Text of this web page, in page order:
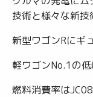
技術と様々な新
新型ワゴンRにギ
軽ワゴンNo.1の
燃料消費率は